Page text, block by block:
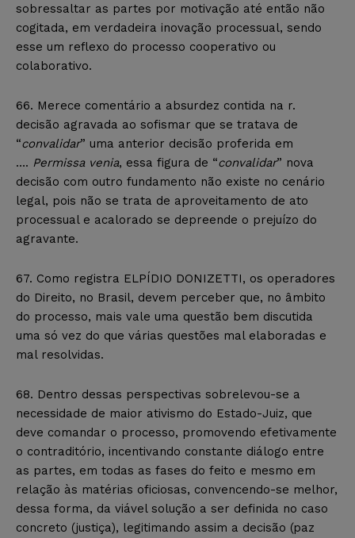
sobressaltar as partes por motivação até então não
cogitada, em verdadeira inovação processual, sendo
esse um reflexo do processo cooperativo ou
colaborativo.
66. Merece comentário a absurdez contida na r.
decisão agravada ao sofismar que se tratava de
“convalidar” uma anterior decisão proferida em
…. Permissa venia, essa figura de “convalidar” nova
decisão com outro fundamento não existe no cenário
legal, pois não se trata de aproveitamento de ato
processual e acalorado se depreende o prejuízo do
agravante.
67. Como registra ELPÍDIO DONIZETTI, os operadores
do Direito, no Brasil, devem perceber que, no âmbito
do processo, mais vale uma questão bem discutida
uma só vez do que várias questões mal elaboradas e
mal resolvidas.
68. Dentro dessas perspectivas sobrelevou-se a
necessidade de maior ativismo do Estado-Juiz, que
deve comandar o processo, promovendo efetivamente
o contraditório, incentivando constante diálogo entre
as partes, em todas as fases do feito e mesmo em
relação às matérias oficiosas, convencendo-se melhor,
dessa forma, da viável solução a ser definida no caso
concreto (justiça), legitimando assim a decisão (paz